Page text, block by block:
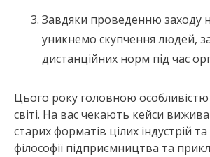
Завдяки проведенню заходу
уникнемо скупчення людей,
дистанційних норм під час
Цього року головною
світі. На вас чекають кейси
старих форматів цілих індустрій
філософії підприємництва та